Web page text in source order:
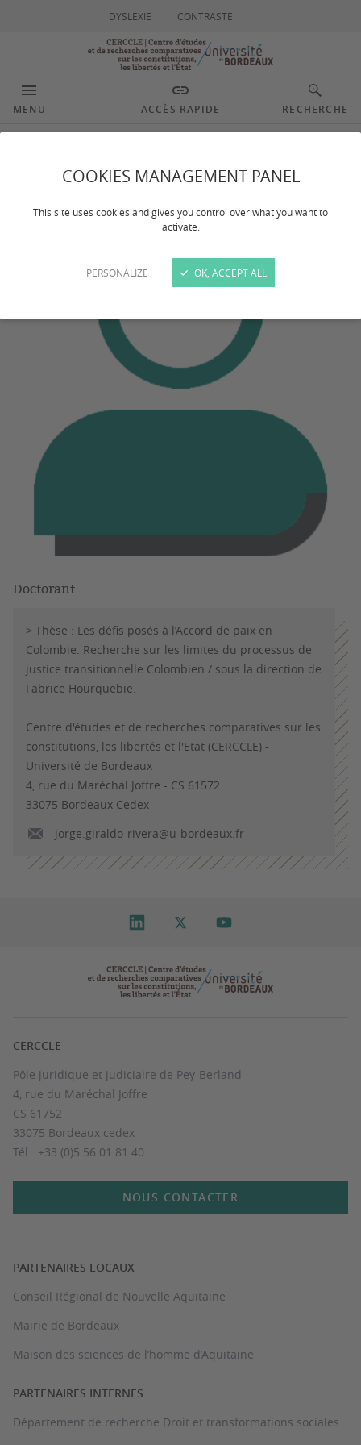
COOKIES MANAGEMENT PANEL
This site uses cookies and gives you control over what you want to
activate.
PERSONALIZE OK, ACCEPT ALL
DYSLEXIE CONTRASTE
MENU ACCÈS RAPIDE RECHERCHE
Giraldo Rivera Jorge
Doctorant
> Thèse : Les défis posés à l’Accord de paix en
Colombie. Recherche sur les limites du processus de
justice transitionnelle Colombien / sous la direction de
Fabrice Hourquebie.
Centre d'études et de recherches comparatives sur les
constitutions, les libertés et l'Etat (CERCCLE) -
Université de Bordeaux
4, rue du Maréchal Joffre - CS 61572
33075 Bordeaux Cedex
jorge.giraldo-rivera@u-bordeaux.fr
CERCCLE
Pôle juridique et judiciaire de Pey-Berland
4, rue du Maréchal Joffre
CS 61752
33075 Bordeaux cedex
Tél : +33 (0)5 56 01 81 40
NOUS CONTACTER
PARTENAIRES LOCAUX
Conseil Régional de Nouvelle Aquitaine
Mairie de Bordeaux
Maison des sciences de l’homme d’Aquitaine
PARTENAIRES INTERNES
Département de recherche Droit et transformations sociales